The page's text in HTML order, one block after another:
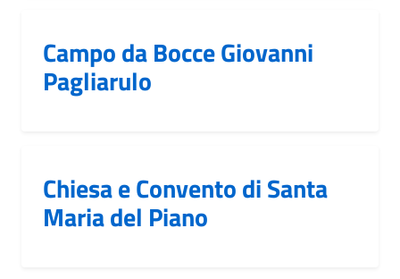
Campo da Bocce Giovanni
Pagliarulo
Chiesa e Convento di Santa
Maria del Piano